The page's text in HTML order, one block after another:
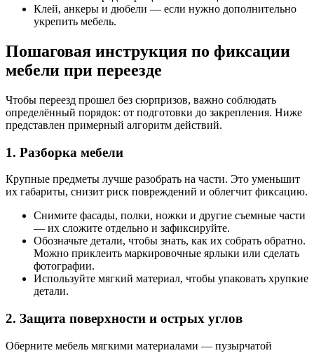
Клей, анкеры и дюбели — если нужно дополнительно
укрепить мебель.
Пошаговая инструкция по фиксации
мебели при переезде
Чтобы переезд прошел без сюрпризов, важно соблюдать
определённый порядок: от подготовки до закрепления. Ниже
представлен примерный алгоритм действий.
1. Разборка мебели
Крупные предметы лучше разобрать на части. Это уменьшит
их габариты, снизит риск повреждений и облегчит фиксацию.
Снимите фасады, полки, ножки и другие съемные части
— их сложите отдельно и зафиксируйте.
Обозначьте детали, чтобы знать, как их собрать обратно.
Можно приклеить маркировочные ярлыки или сделать
фотографии.
Используйте мягкий материал, чтобы упаковать хрупкие
детали.
2. Защита поверхности и острых углов
Оберните мебель мягкими материалами — пузырчатой